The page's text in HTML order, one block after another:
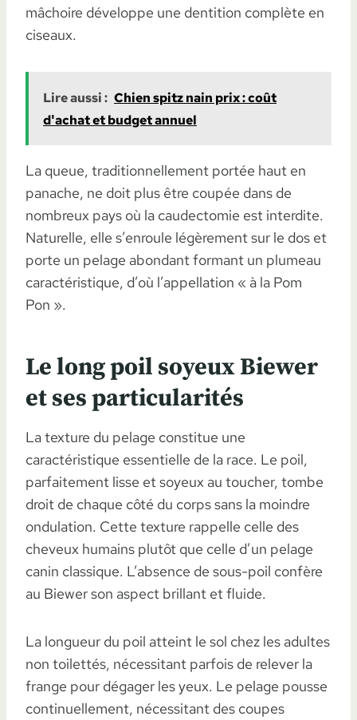
mâchoire développe une dentition complète en
ciseaux.
Lire aussi : Chien spitz nain prix : coût
d'achat et budget annuel
La queue, traditionnellement portée haut en
panache, ne doit plus être coupée dans de
nombreux pays où la caudectomie est interdite.
Naturelle, elle s’enroule légèrement sur le dos et
porte un pelage abondant formant un plumeau
caractéristique, d’où l’appellation « à la Pom
Pon ».
Le long poil soyeux Biewer
et ses particularités
La texture du pelage constitue une
caractéristique essentielle de la race. Le poil,
parfaitement lisse et soyeux au toucher, tombe
droit de chaque côté du corps sans la moindre
ondulation. Cette texture rappelle celle des
cheveux humains plutôt que celle d’un pelage
canin classique. L’absence de sous-poil confère
au Biewer son aspect brillant et fluide.
La longueur du poil atteint le sol chez les adultes
non toilettés, nécessitant parfois de relever la
frange pour dégager les yeux. Le pelage pousse
continuellement, nécessitant des coupes